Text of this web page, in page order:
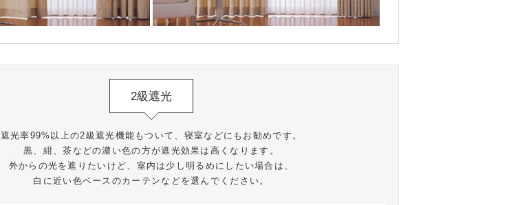
2級遮光
遮光率99%以上の2級遮光機能もついて、寝室などにもお勧めです。
黒、紺、茶などの濃い色の方が遮光効果は高くなります。
外からの光を遮りたいけど、室内は少し明るめにしたい場合は、
白に近い色ベースのカーテンなどを選んでください。